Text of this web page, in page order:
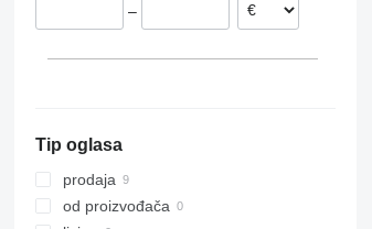
Belgija
–
Tip oglasa
prodaja
od proizvođača